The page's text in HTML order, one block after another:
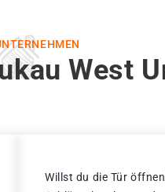
West
Willst du die Tür